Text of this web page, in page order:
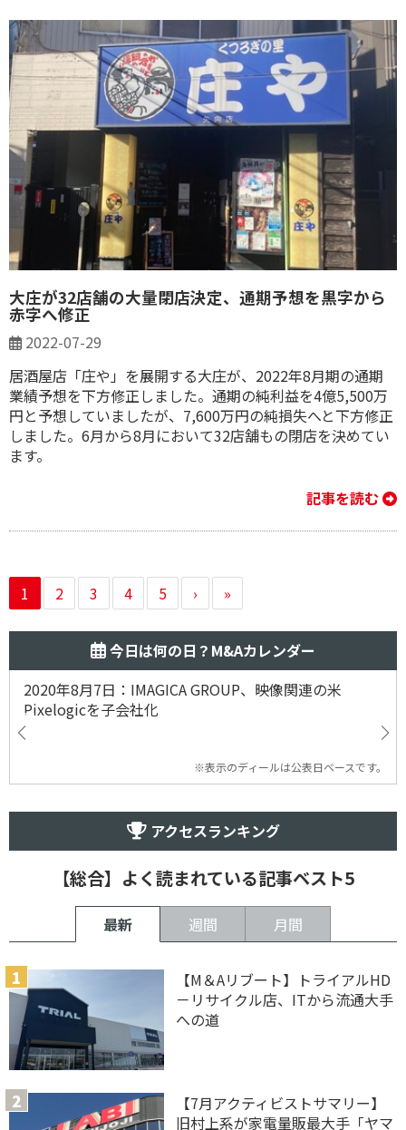
大庄が32店舗の大量閉店決定、通期予想を黒字から
赤字へ修正
2022-07-29
居酒屋店「庄や」を展開する大庄が、2022年8月期の通期
業績予想を下方修正しました。通期の純利益を4億5,500万
円と予想していましたが、7,600万円の純損失へと下方修正
しました。6月から8月において32店舗もの閉店を決めてい
ます。
記事を読む
1 2 3 4 5 › »
今日は何の日？M&Aカレンダー
2020年8月7日：IMAGICA GROUP、映像関連の米
Pixelogicを子会社化
※表示のディールは公表日ベースです。
アクセスランキング
【総合】よく読まれている記事ベスト5
最新 週間 月間
【M＆Aリブート】トライアルHD
－リサイクル店、ITから流通大手
への道
【7月アクティビストサマリー】
旧村上系が家電量販最大手「ヤマ